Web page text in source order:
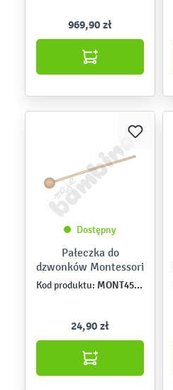
969,90 zł
Dostępny
Pałeczka do
dzwonków Montessori
Kod produktu: MONT457634
24,90 zł